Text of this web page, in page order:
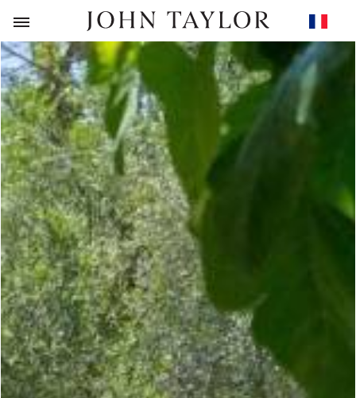
RETOUR